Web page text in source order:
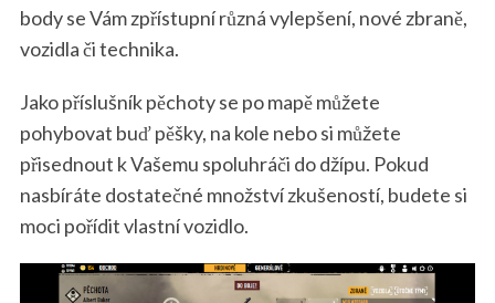
body se Vám zpřístupní různá vylepšení, nové zbraně,
vozidla či technika.
Jako příslušník pěchoty se po mapě můžete
pohybovat buď pěšky, na kole nebo si můžete
přisednout k Vašemu spoluhráči do džípu. Pokud
nasbíráte dostatečné množství zkušeností, budete si
moci pořídit vlastní vozidlo.